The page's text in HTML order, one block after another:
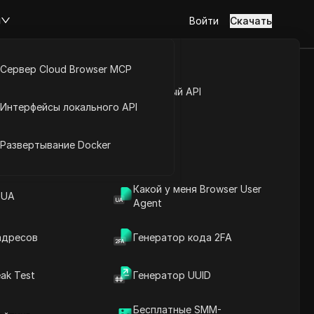
Открытый API
Какой у меня Browser User
Agent
Генератор кода 2FA
Test Генератор UUID
Бесплатные SMM-
Сервер Cloud Browser MCP
Интерфейсы локального API
Развертывание Docker
Войти Скачать
быть:
Задать вопросы
Задайте вопросы об этой странице
Открыть в Claude
Задайте вопросы об этой странице